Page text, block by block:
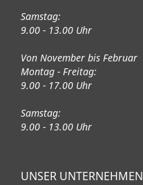
Samstag:
9.00 - 13.00 Uhr
Von November bis Februar
Montag - Freitag:
9.00 - 17.00 Uhr
Samstag:
9.00 - 13.00 Uhr
UNSER UNTERNEHMEN